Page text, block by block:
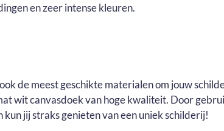
en zeer intense kleuren.
de meest geschikte materialen om jouw
wit canvasdoek van hoge kwaliteit. Door
jij straks genieten van een uniek schilderij!